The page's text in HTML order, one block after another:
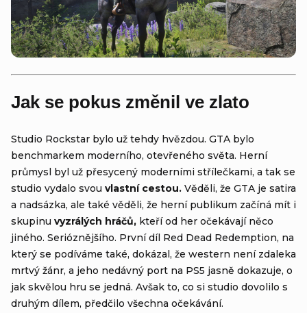
Jak se pokus změnil ve zlato
Studio Rockstar bylo už tehdy hvězdou. GTA bylo
benchmarkem moderního, otevřeného světa. Herní
průmysl byl už přesycený moderními střílečkami, a tak se
studio vydalo svou vlastní cestou. Věděli, že GTA je satira
a nadsázka, ale také věděli, že herní publikum začíná mít i
skupinu vyzrálých hráčů, kteří od her očekávají něco
jiného. Serióznějšího. První díl Red Dead Redemption, na
který se podíváme také, dokázal, že western není zdaleka
mrtvý žánr, a jeho nedávný port na PS5 jasně dokazuje, o
jak skvělou hru se jedná. Avšak to, co si studio dovolilo s
druhým dílem, předčilo všechna očekávání.